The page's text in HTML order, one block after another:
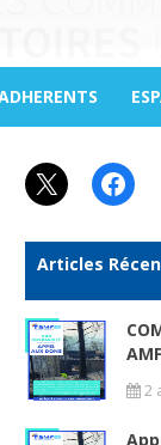
X
Articles
2